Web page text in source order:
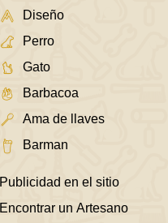
Diseño
Perro
Gato
Barbacoa
Ama de llaves
Barman
Publicidad en el sitio
Encontrar un Artesano